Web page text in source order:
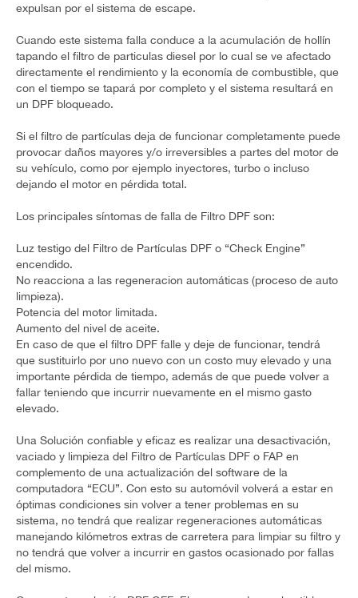
expulsan por el sistema de escape.
Cuando este sistema falla conduce a la acumulación de hollín
tapando el filtro de particulas diesel por lo cual se ve afectado
directamente el rendimiento y la economía de combustible, que
con el tiempo se tapará por completo y el sistema resultará en
un DPF bloqueado.
Si el filtro de partículas deja de funcionar completamente puede
provocar daños mayores y/o irreversibles a partes del motor de
su vehículo, como por ejemplo inyectores, turbo o incluso
dejando el motor en pérdida total.
Los principales síntomas de falla de Filtro DPF son:
Luz testigo del Filtro de Partículas DPF o “Check Engine”
encendido.
No reacciona a las regeneracion automáticas (proceso de auto
limpieza).
Potencia del motor limitada.
Aumento del nivel de aceite.
En caso de que el filtro DPF falle y deje de funcionar, tendrá
que sustituirlo por uno nuevo con un costo muy elevado y una
importante pérdida de tiempo, además de que puede volver a
fallar teniendo que incurrir nuevamente en el mismo gasto
elevado.
Una Solución confiable y eficaz es realizar una desactivación,
vaciado y limpieza del Filtro de Partículas DPF o FAP en
complemento de una actualización del software de la
computadora “ECU”. Con esto su automóvil volverá a estar en
óptimas condiciones sin volver a tener problemas en su
sistema, no tendrá que realizar regeneraciones automáticas
manejando kilómetros extras de carretera para limpiar su filtro y
no tendrá que volver a incurrir en gastos ocasionado por fallas
del mismo.